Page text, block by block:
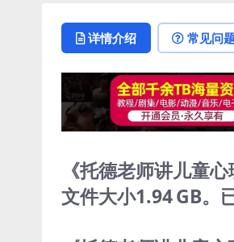
详情介绍 常见问
《托德老师讲儿童
文件大小1.94 GB。